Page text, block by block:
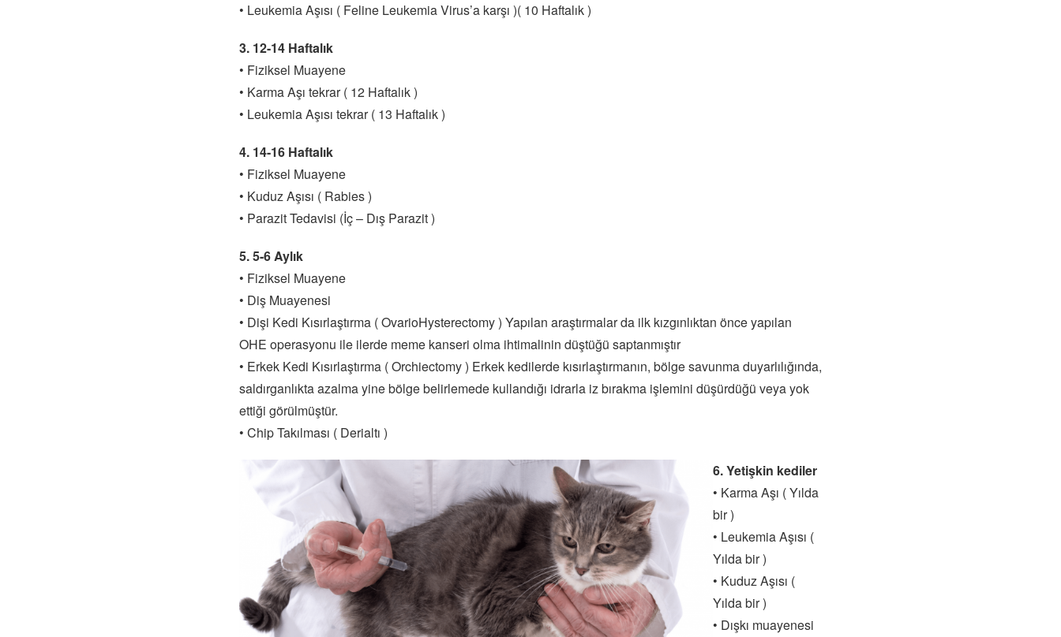
• Leukemia Aşısı ( Feline Leukemia Virus’a karşı )( 10 Haftalık )
3. 12-14 Haftalık
• Fiziksel Muayene
• Karma Aşı tekrar ( 12 Haftalık )
• Leukemia Aşısı tekrar ( 13 Haftalık )
4. 14-16 Haftalık
• Fiziksel Muayene
• Kuduz Aşısı ( Rabies )
• Parazit Tedavisi (İç – Dış Parazit )
5. 5-6 Aylık
• Fiziksel Muayene
• Diş Muayenesi
• Dişi Kedi Kısırlaştırma ( OvarioHysterectomy ) Yapılan araştırmalar da ilk kızgınlıktan önce yapılan
OHE operasyonu ile ilerde meme kanseri olma ihtimalinin düştüğü saptanmıştır
• Erkek Kedi Kısırlaştırma ( Orchiectomy ) Erkek kedilerde kısırlaştırmanın, bölge savunma duyarlılığında,
saldırganlıkta azalma yine bölge belirlemede kullandığı idrarla iz bırakma işlemini düşürdüğü veya yok
ettiği görülmüştür.
• Chip Takılması ( Derialtı )
6. Yetişkin kediler
• Karma Aşı ( Yılda
bir )
• Leukemia Aşısı (
Yılda bir )
• Kuduz Aşısı (
Yılda bir )
• Dışkı muayenesi